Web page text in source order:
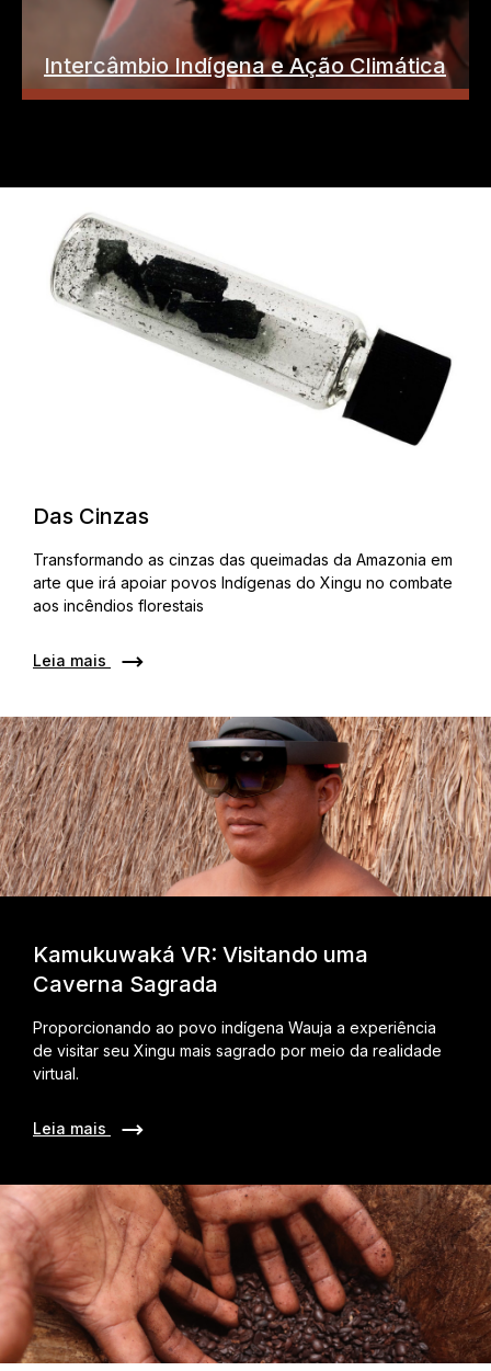
Intercâmbio Indígena e Ação Climática
Das Cinzas
Transformando as cinzas das queimadas da Amazonia em
arte que irá apoiar povos Indígenas do Xingu no combate
aos incêndios florestais
Leia mais
Kamukuwaká VR: Visitando uma
Caverna Sagrada
Proporcionando ao povo indígena Wauja a experiência
de visitar seu Xingu mais sagrado por meio da realidade
virtual.
Leia mais